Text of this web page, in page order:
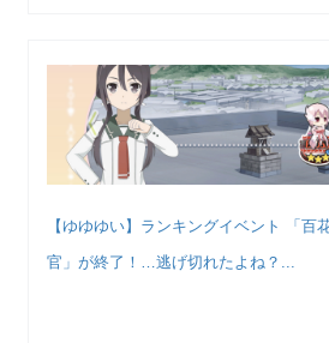
【ゆゆゆい】ランキングイベント 「百
官」が終了！…逃げ切れたよね？...